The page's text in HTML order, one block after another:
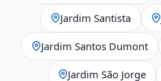
Jardim Santista
Jardim Santos Dumont
Jardim São Jorge